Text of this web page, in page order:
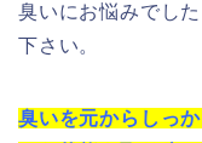
臭いにお悩みでし
下さい。
臭いを元からしっ